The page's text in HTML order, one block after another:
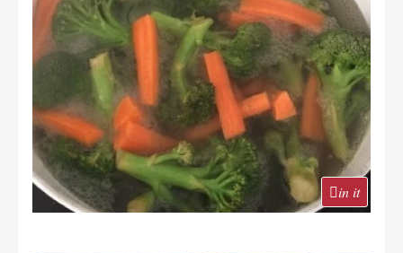
in it